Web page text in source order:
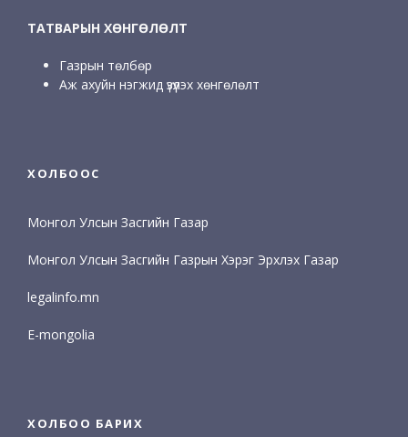
ТАТВАРЫН ХӨНГӨЛӨЛТ
Газрын төлбөр
Аж ахуйн нэгжид үзүүлэх хөнгөлөлт
ХОЛБООС
Монгол Улсын Засгийн Газар
Монгол Улсын Засгийн Газрын Хэрэг Эрхлэх Газар
legalinfo.mn
E-mongolia
ХОЛБОО БАРИХ